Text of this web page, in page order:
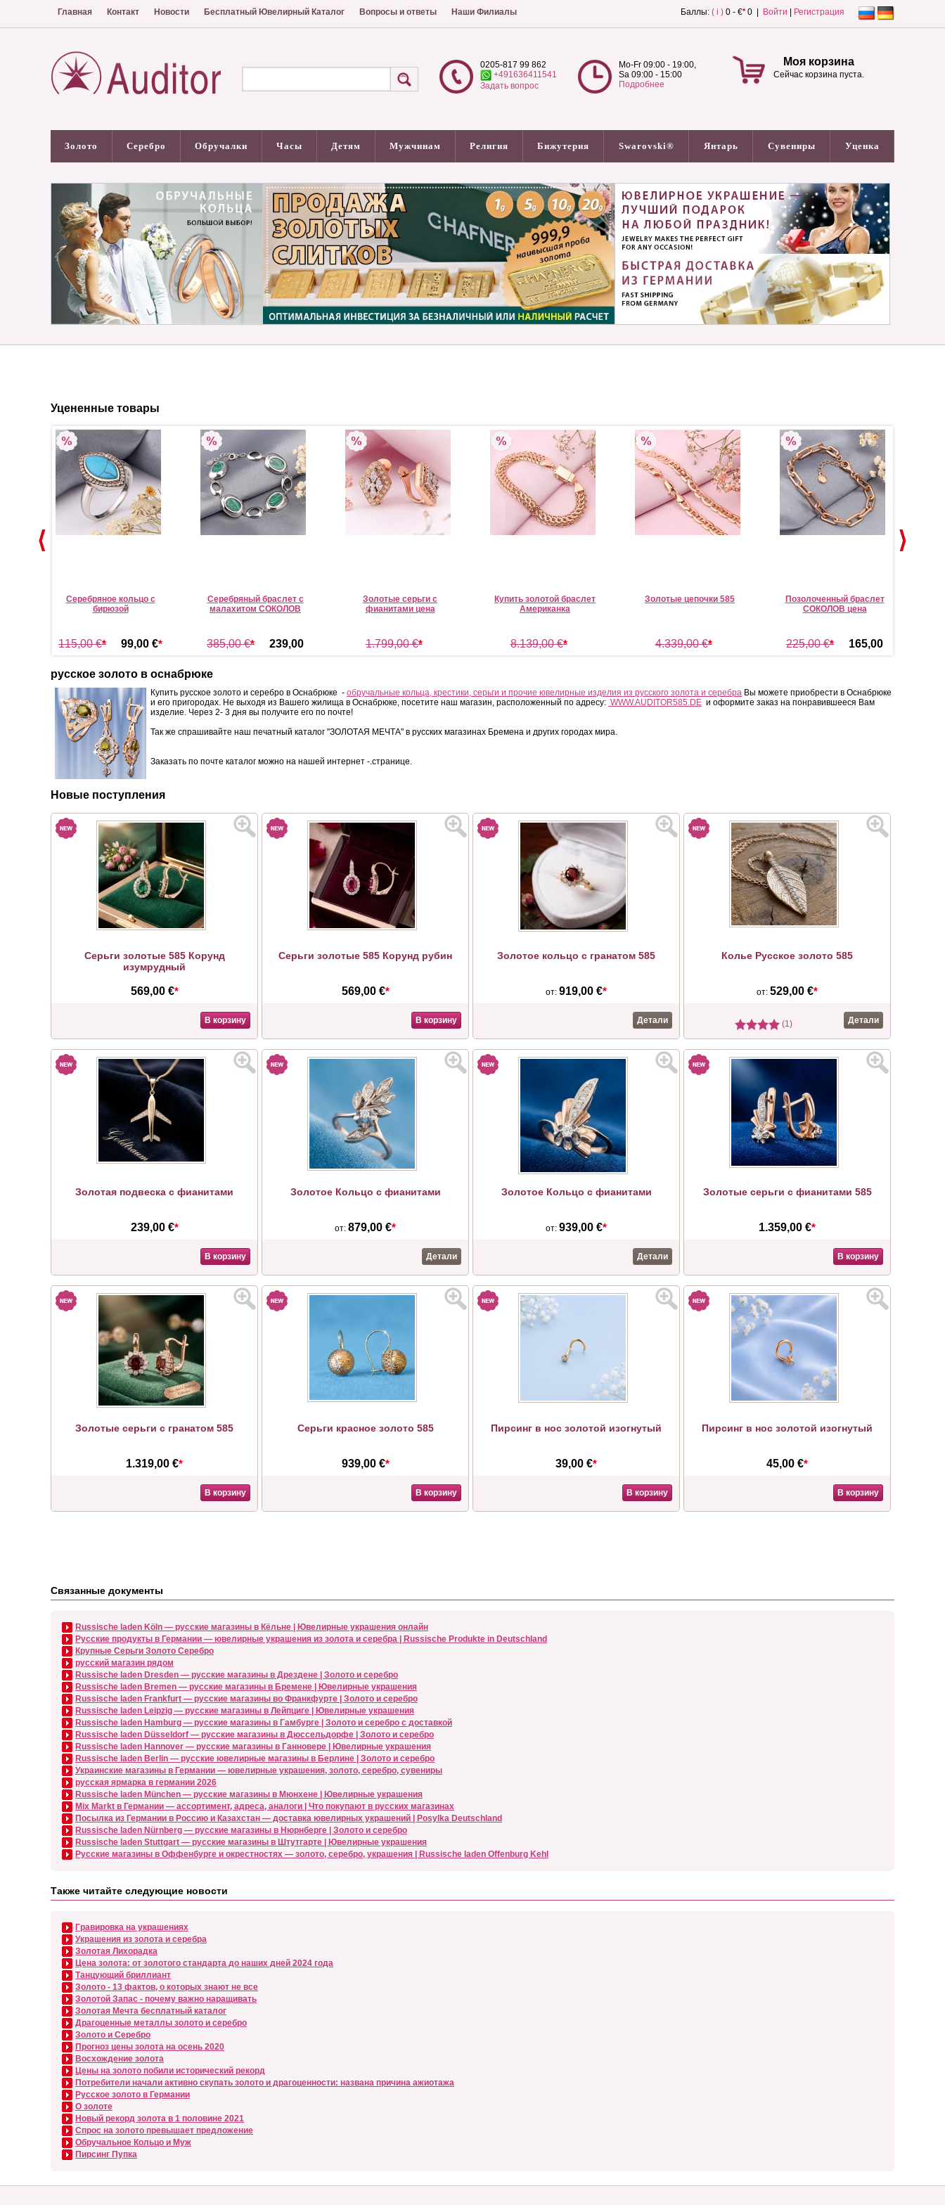
Главная Контакт Новости Бесплатный Ювелирный Каталог Вопросы и ответы Наши Филиалы Баллы: ( i ) 0 - €*0 | Войти Регистрация
0205-817 99 862
+491636411541
Задать вопрос
Mo-Fr 09:00 - 19:00,
Sa 09:00 - 15:00
Подробнее
Моя корзина
Сейчас корзина пуста.
Золото Серебро Обручалки Часы Детям Мужчинам Религия Бижутерия Swarovski® Янтарь Сувениры Уценка
Уцененные товары
Серебряное кольцо с
бирюзой
115,00 €* 99,00 €*
Серебряный браслет с
малахитом СОКОЛОВ
385,00 €*
239,00
Золотые серьги с
фианитами цена
1.799,00 €*
Купить золотой браслет
Американка
8.139,00 €*
Золотые цепочки 585
4.339,00 €*
Позолоченный браслет
СОКОЛОВ цена
225,00 €*
165,00
русское золото в оснабрюке
Купить русское золото и серебро в Оснабрюке - обручальные кольца, крестики, серьги и прочие ювелирные изделия из русского золота и серебра Вы можете приобрести в Оснабрюке
и его пригородах. Не выходя из Вашего жилища в Оснабрюке, посетите наш магазин, расположенный по адресу: WWW.AUDITOR585.DE и оформите заказ на понравившееся Вам
изделие. Через 2- 3 дня вы получите его по почте!
Так же спрашивайте наш печатный каталог "ЗОЛОТАЯ МЕЧТА" в русских магазинах Бремена и других городах мира.
Заказать по почте каталог можно на нашей интернет -.странице.
Новые поступления
Серьги золотые 585 Корунд
изумрудный
569,00 €*
В корзину
Серьги золотые 585 Корунд рубин
569,00 €*
В корзину
Золотое кольцо с гранатом 585
от: 919,00 €*
Детали
Колье Русское золото 585
от: 529,00 €*
(1) Детали
Золотая подвеска с фианитами
239,00 €*
В корзину
Золотое Кольцо с фианитами
от: 879,00 €*
Детали
Золотое Кольцо с фианитами
от: 939,00 €*
Детали
Золотые серьги с фианитами 585
1.359,00 €*
В корзину
Золотые серьги с гранатом 585
1.319,00 €*
В корзину
Серьги красное золото 585
939,00 €*
В корзину
Пирсинг в нос золотой изогнутый
39,00 €*
В корзину
Пирсинг в нос золотой изогнутый
45,00 €*
В корзину
Связанные документы
Russische laden Köln — русские магазины в Кёльне | Ювелирные украшения онлайн
Русские продукты в Германии — ювелирные украшения из золота и серебра | Russische Produkte in Deutschland
Крупные Серьги Золото Серебро
русский магазин рядом
Russische laden Dresden — русские магазины в Дрездене | Золото и серебро
Russische laden Bremen — русские магазины в Бремене | Ювелирные украшения
Russische laden Frankfurt — русские магазины во Франкфурте | Золото и серебро
Russische laden Leipzig — русские магазины в Лейпциге | Ювелирные украшения
Russische laden Hamburg — русские магазины в Гамбурге | Золото и серебро с доставкой
Russische laden Düsseldorf — русские магазины в Дюссельдорфе | Золото и серебро
Russische laden Hannover — русские магазины в Ганновере | Ювелирные украшения
Russische laden Berlin — русские ювелирные магазины в Берлине | Золото и серебро
Украинские магазины в Германии — ювелирные украшения, золото, серебро, сувениры
русская ярмарка в германии 2026
Russische laden München — русские магазины в Мюнхене | Ювелирные украшения
Mix Markt в Германии — ассортимент, адреса, аналоги | Что покупают в русских магазинах
Посылка из Германии в Россию и Казахстан — доставка ювелирных украшений | Posylka Deutschland
Russische laden Nürnberg — русские магазины в Нюрнберге | Золото и серебро
Russische laden Stuttgart — русские магазины в Штутгарте | Ювелирные украшения
Русские магазины в Оффенбурге и окрестностях — золото, серебро, украшения | Russische laden Offenburg Kehl
Также читайте следующие новости
Гравировка на украшениях
Украшения из золота и серебра
Золотая Лихорадка
Цена золота: от золотого стандарта до наших дней 2024 года
Танцующий бриллиант
Золото - 13 фактов, о которых знают не все
Золотой Запас - почему важно наращивать
Золотая Мечта бесплатный каталог
Драгоценные металлы золото и серебро
Золото и Серебро
Прогноз цены золота на осень 2020
Восхождение золота
Цены на золото побили исторический рекорд
Потребители начали активно скупать золото и драгоценности: названа причина ажиотажа
Русское золото в Германии
О золоте
Новый рекорд золота в 1 половине 2021
Спрос на золото превышает предложение
Обручальное Кольцо и Муж
Пирсинг Пупка